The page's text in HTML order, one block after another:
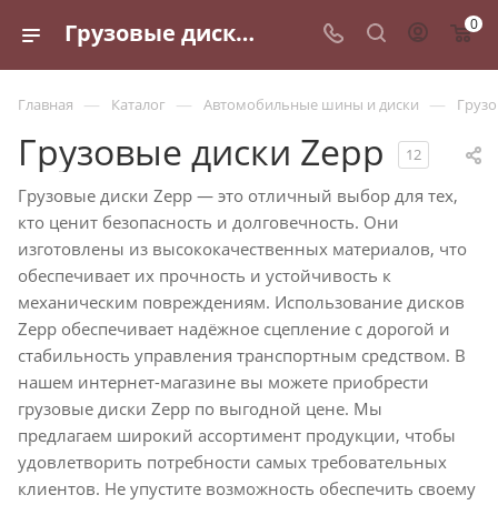
Грузовые диски Zepp - купить по выгодным ценам в Санкт-Петербурге 0
Главная — Каталог — Автомобильные шины и диски —
Грузовые диски Zepp 12
Грузовые диски Zepp — это отличный выбор для тех,
кто ценит безопасность и долговечность. Они
изготовлены из высококачественных материалов, что
обеспечивает их прочность и устойчивость к
механическим повреждениям. Использование дисков
Zepp обеспечивает надёжное сцепление с дорогой и
стабильность управления транспортным средством. В
нашем интернет-магазине вы можете приобрести
грузовые диски Zepp по выгодной цене. Мы
предлагаем широкий ассортимент продукции, чтобы
удовлетворить потребности самых требовательных
клиентов. Не упустите возможность обеспечить своему